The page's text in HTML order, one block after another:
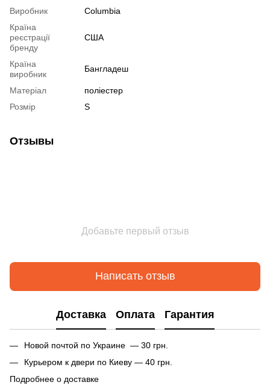
Виробник
Columbia
Країна
реєстрації
бренду
США
Країна
виробник
Бангладеш
Матеріал
поліестер
Розмір
S
Отзывы
Добавьте первый отзыв
Написать отзыв
Доставка Оплата Гарантия
Новой почтой по Украине — 30 грн.
Курьером к двери по Киеву — 40 грн.
Подробнее о доставке